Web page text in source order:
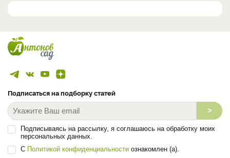
Подписаться на подборку статей
>
Подписываясь на рассылку, я соглашаюсь на обработку моих
персональных данных.
С Политикой конфиденциальности ознакомлен (а).